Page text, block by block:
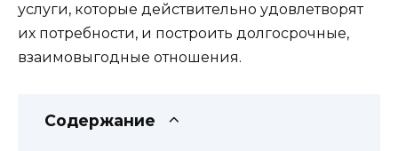
услуги, которые действительно удовлетворят
их потребности, и построить долгосрочные,
взаимовыгодные отношения.
Содержание